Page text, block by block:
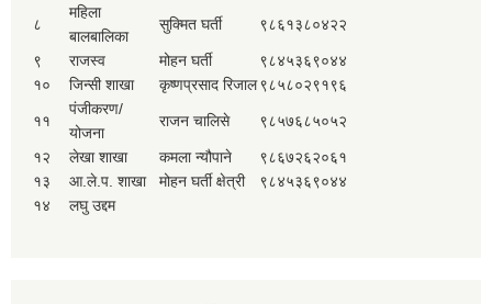
८
महिला
बालबालिका
सुक्मित घर्ती ९८६१३८०४२२
९ राजस्व मोहन घर्ती
९८४५३६९०४४
१०
जिन्सी शाखा कृष्णप्रसाद रिजाल९८५८०२९१९६
११
पंजीकरण/
योजना
राजन चालिसे ९८५७६८५०५२
१२ लेखा शाखा कमला न्यौपाने
९८६७२६२०६१
१३
आ.ले.प. शाखा मोहन घर्ती क्षेत्री
९८४५३६९०४४
१४
लघु उद्दम